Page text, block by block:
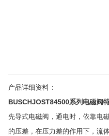
产品详细资料：
BUSCHJOST84500系列电磁阀
先导式电磁阀，通电时，依靠电
的压差，在压力差的作用下，流